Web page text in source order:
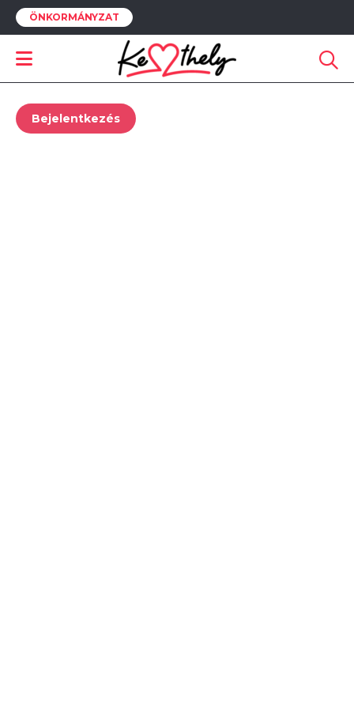
ÖNKORMÁNYZAT JET-SKI
Ehhez a funkcióhoz be kell jelentkezned.
Bejelentkezés